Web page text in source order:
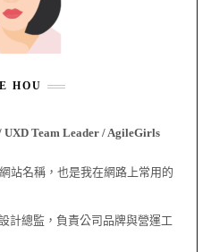
HOU
Team Leader / AgileGirls
站名稱，也是我在網路上常用的
計總監，負責公司品牌與營運工